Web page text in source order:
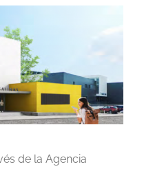
de la Agencia